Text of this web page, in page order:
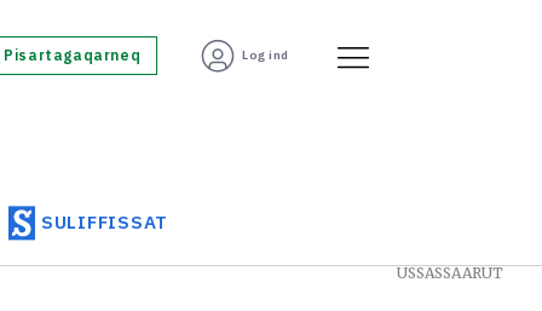
Pisartagaqarneq Log ind
SULIFFISSAT
USSASSAARUT